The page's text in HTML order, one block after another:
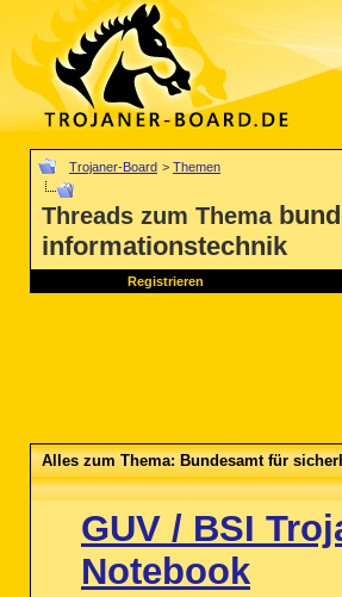
Trojaner-Board > Themen
Threads zum Thema
informationstechnik
Registrieren
Alles zum Thema: Bundesamt für
GUV / BSI
Notebook